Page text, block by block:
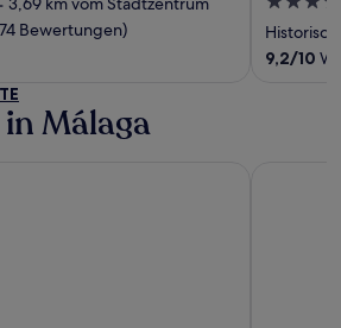
Bewertungen)
out
of
9,2/10
Málaga